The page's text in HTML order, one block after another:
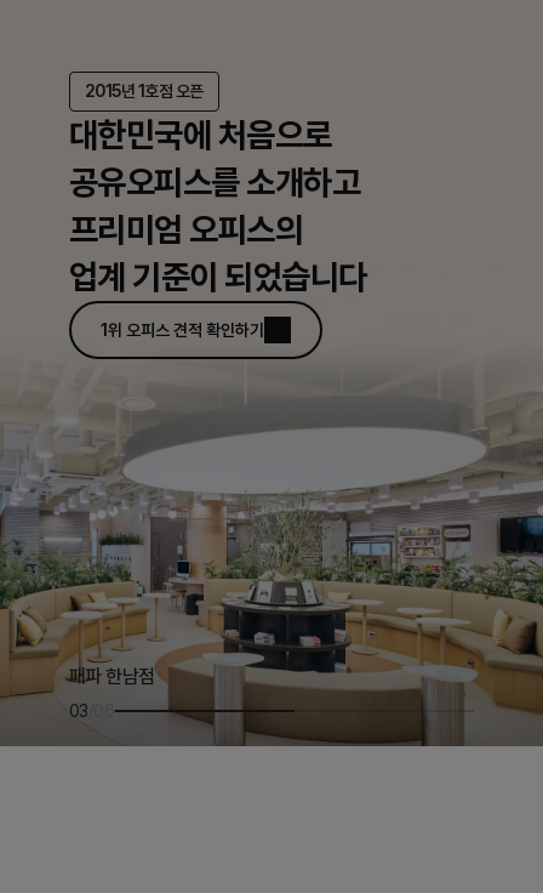
2015년 1호점 오픈
대한민국에 처음으로
공유오피스를 소개하고
프리미엄 오피스의
업계 기준이 되었습니다
1위 오피스 견적 확인하기
패파 압구정점
패파 사당점
패파 구로점
패파 한남점
패파 시청2호점
04 06